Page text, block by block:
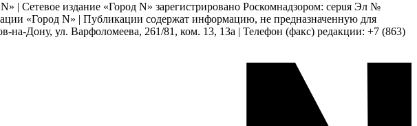
| Сетевое издание «Город N» зарегистрировано Роскомнадзором: серuя Эл №
«Город N» | Публикации содержат информацию, не предназначенную для
на-Дону, ул. Варфоломеева, 261/81, ком. 13, 13а | Телефон (факс) редакции: +7 (863)